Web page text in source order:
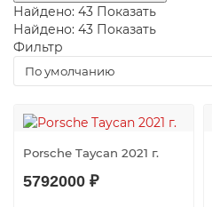
Найдено: 43 Показать
Найдено: 43 Показать
Фильтр
Porsche Taycan 2021 г.
5792000 ₽